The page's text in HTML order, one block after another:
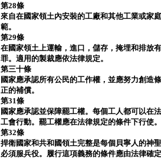
第28條
來自在國家領土內安裝的工廠和其他工業或家
範。
第29條
在國家領土上運輸，進口，儲存，掩埋和排放
罪。適用的製裁應依法律規定。
第三十條
國家應承認所有公民的工作權，並應努力創造
正的補償。
第31條
國家應承認並保障罷工權。每個工人都可以在
工會行動。罷工權應在法律規定的條件下行使。
第32條
捍衛國家和共和國領土完整是每個貝寧人的神聖
必須服兵役。履行這項義務的條件應由法律確定